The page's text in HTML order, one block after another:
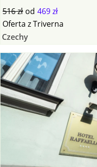
516 zł od 469 zł
Oferta zTriverna
Czechy